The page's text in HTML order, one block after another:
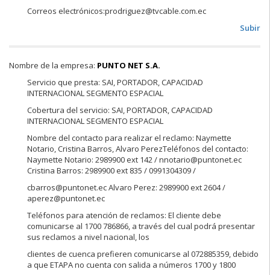
Correos electrónicos:prodriguez@tvcable.com.ec
Subir
Nombre de la empresa: PUNTO NET S.A.
Servicio que presta: SAI, PORTADOR, CAPACIDAD
INTERNACIONAL SEGMENTO ESPACIAL
Cobertura del servicio: SAI, PORTADOR, CAPACIDAD
INTERNACIONAL SEGMENTO ESPACIAL
Nombre del contacto para realizar el reclamo: Naymette
Notario, Cristina Barros, Alvaro PerezTeléfonos del contacto:
Naymette Notario: 2989900 ext 142 / nnotario@puntonet.ec
Cristina Barros: 2989900 ext 835 / 0991304309 /
cbarros@puntonet.ec Alvaro Perez: 2989900 ext 2604 /
aperez@puntonet.ec
Teléfonos para atención de reclamos: El cliente debe
comunicarse al 1700 786866, a través del cual podrá presentar
sus reclamos a nivel nacional, los
clientes de cuenca prefieren comunicarse al 072885359, debido
a que ETAPA no cuenta con salida a números 1700 y 1800